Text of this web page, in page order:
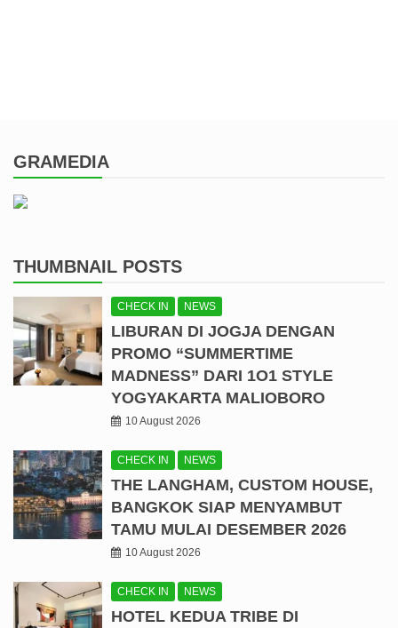
GRAMEDIA
THUMBNAIL POSTS
CHECK IN NEWS
LIBURAN DI JOGJA DENGAN
PROMO “SUMMERTIME
MADNESS” DARI 1O1 STYLE
YOGYAKARTA MALIOBORO
10 August 2026
CHECK IN NEWS
THE LANGHAM, CUSTOM HOUSE,
BANGKOK SIAP MENYAMBUT
TAMU MULAI DESEMBER 2026
10 August 2026
CHECK IN NEWS
HOTEL KEDUA TRIBE DI